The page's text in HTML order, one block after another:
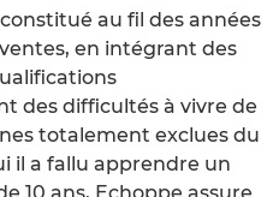
constitué au fil des années
en intégrant des
des difficultés à vivre de
totalement exclues du
il a fallu apprendre un